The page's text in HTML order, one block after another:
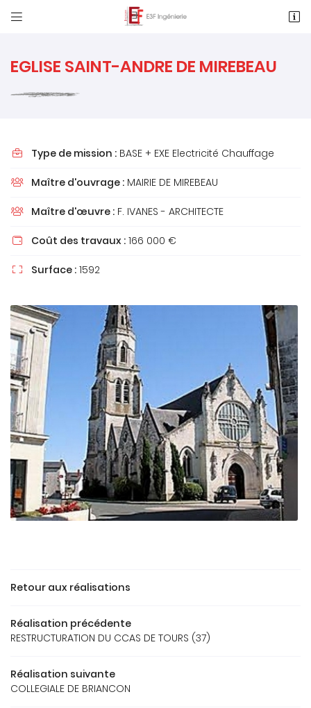

ACCUEIL
RÉFÉRENCES

1 Rue des Métiers, Le Clos de l'Ormeau
05 49 62 02 02
 Adresse email de réception
En cochant cette case, vous consentez à recevoir nos propositions
commerciales à l'adresse email indiqué ci-dessus. Vous pouvez vous
désinscrire à tout moment en utilisant
le formulaire de désinscription.
INSCRIPTION
EGLISE SAINT-ANDRE DE MIREBEAU
 Type de mission : BASE + EXE Electricité Chauffage
 Maître d'ouvrage : MAIRIE DE MIREBEAU
 Maître d'œuvre : F. IVANES - ARCHITECTE
 Coût des travaux : 166 000 €
 Surface : 1592
Retour aux réalisations
Réalisation précédente
RESTRUCTURATION DU CCAS DE TOURS (37)
Réalisation suivante
COLLEGIALE DE BRIANCON